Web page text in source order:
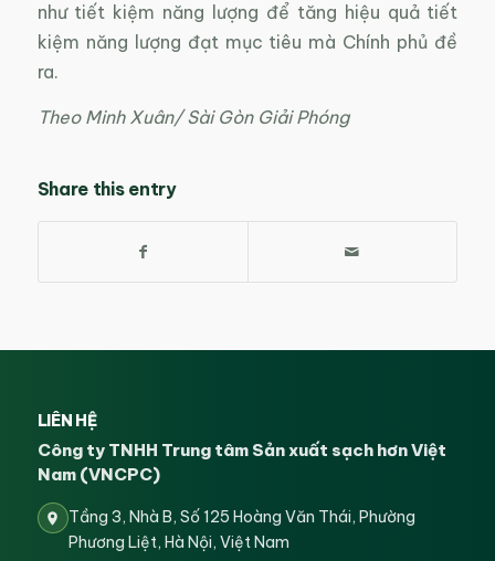
như tiết kiệm năng lượng để tăng hiệu quả tiết
kiệm năng lượng đạt mục tiêu mà Chính phủ đề
ra.
Theo Minh Xuân/ Sài Gòn Giải Phóng
Share this entry
LIÊN HỆ
Công ty TNHH Trung tâm Sản xuất sạch hơn Việt
Nam (VNCPC)
Tầng 3, Nhà B, Số 125 Hoàng Văn Thái, Phường
Phương Liệt, Hà Nội, Việt Nam